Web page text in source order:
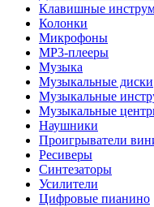
Клавишные
Колонки
Микрофоны
МР3-плееры
Музыка
Музыкальные диски
Музыкальные
Музыкальные
Наушники
Проигрыватели
Ресиверы
Синтезаторы
Усилители
Цифровые пианино